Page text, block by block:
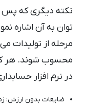
نکته دیگری که پس
توان به آن اشاره
مرحله از تولیدات
محسوب شوند. هر
در نرم افزار
ضایعات بدون ارزش: